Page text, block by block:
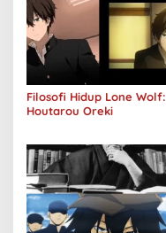
Filosofi Hidup Lone Wolf:
Houtarou Oreki